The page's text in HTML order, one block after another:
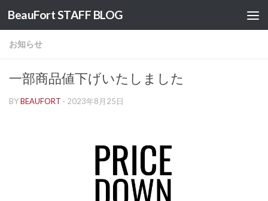
コンテンツへスキップ
BeauFort STAFF BLOG
お知らせ
一部商品値下げいたしました
BYBEAUFORT · 2023年8月25日